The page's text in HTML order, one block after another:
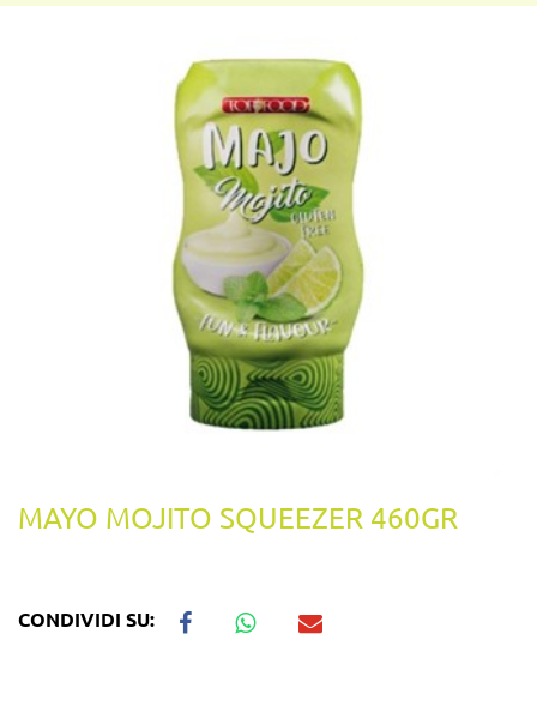
MAYO MOJITO SQUEEZER 460GR
CONDIVIDI SU: